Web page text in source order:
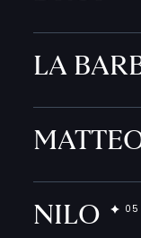
LA
NILO